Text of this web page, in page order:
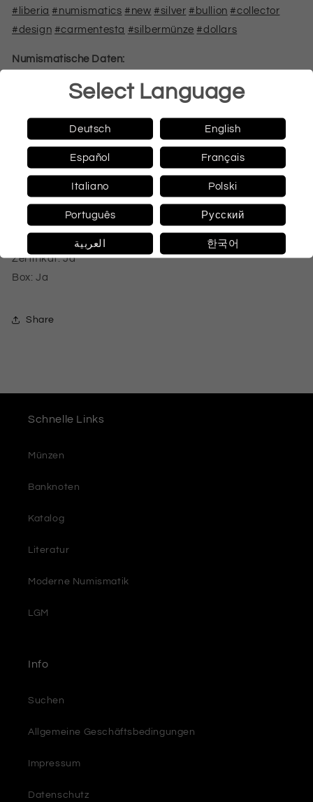
#liberia #numismatics #new #silver #bullion #collector
#design #carmentesta #silbermünze #dollars
Numismatische Daten:
Nennwert: 20 Dollars
Land: Liberia
Münzstätte: Le Grand Mint
Prägequalität: Relie gefärbt Proof
Metall: Feinsilber 9999
Gewicht: 31,1 g (1 Unzen)
Durchmesser: 38,6 mm
Auflage: 333 Stück
Zertifikat: Ja
Box: Ja
Share
Schnelle Links
Münzen
Banknoten
Katalog
Literatur
Moderne Numismatik
LGM
Info
Suchen
Allgemeine Geschäftsbedingungen
Impressum
Datenschutz
Select Language
Deutsch English
Español Français
Italiano Polski
Português Русский
العربية 한국어